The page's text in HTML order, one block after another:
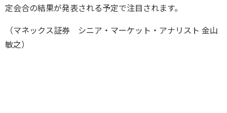
定会合の結果が発表される予定で注目されます。
（マネックス証券 シニア・マーケット・アナリスト 金山
敏之）